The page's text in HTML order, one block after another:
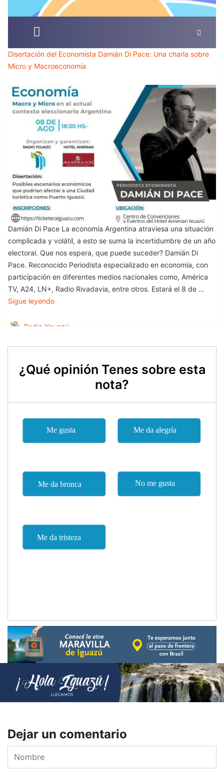
¿Qué opinión Tenes sobre esta
nota?
Dejar un comentario